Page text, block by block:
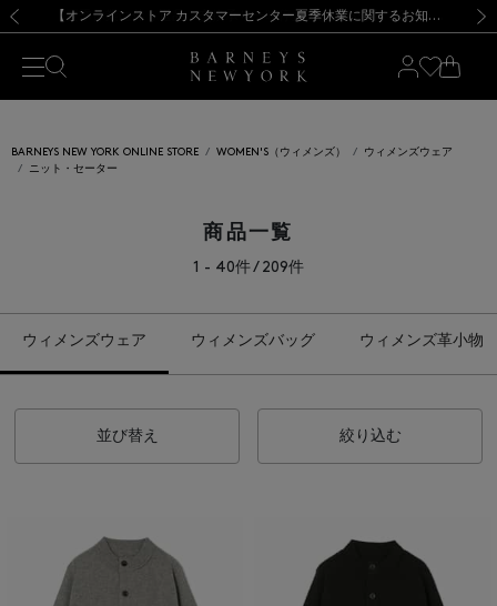
新規登録のお客様も対象！＜MY BARNEYS＞会員のお客様は11,000円（税込）以上のお買上げで常時送料無料！お買い物の際は会員登録を！
【夏季休業に伴う出荷一時停止のお知らせ】(2026.8.7) 【オンラインストア カスタマーセンター夏季休業に関するお知らせ】（2026.8.7）
【夏季休業に伴う返品・交換承り一時停止のお知らせ】（2026.8.5）
熊本県を中心とした地震の影響によるお荷物のお届けについて
【開催中】SUMMER SALEのご案内・ご注意事項 新規登録のお客様も対象！＜MY BARNEYS＞会員のお客様は11,000円（税込）以上のお買上げで常時送料無料！お買い物の際は会員登録を！
【夏季休業に伴う出荷一時停止のお知らせ】(2026.8.7)
BARNEYS NEW YORK ONLINE STORE WOMEN'S（ウィメンズ）
ウィメンズウェア
ニット・セーター
商品一覧
1 - 40件 / 209件
ウィメンズウェア ウィメンズバッグ ウィメンズ革小物
並び替え 絞り込む